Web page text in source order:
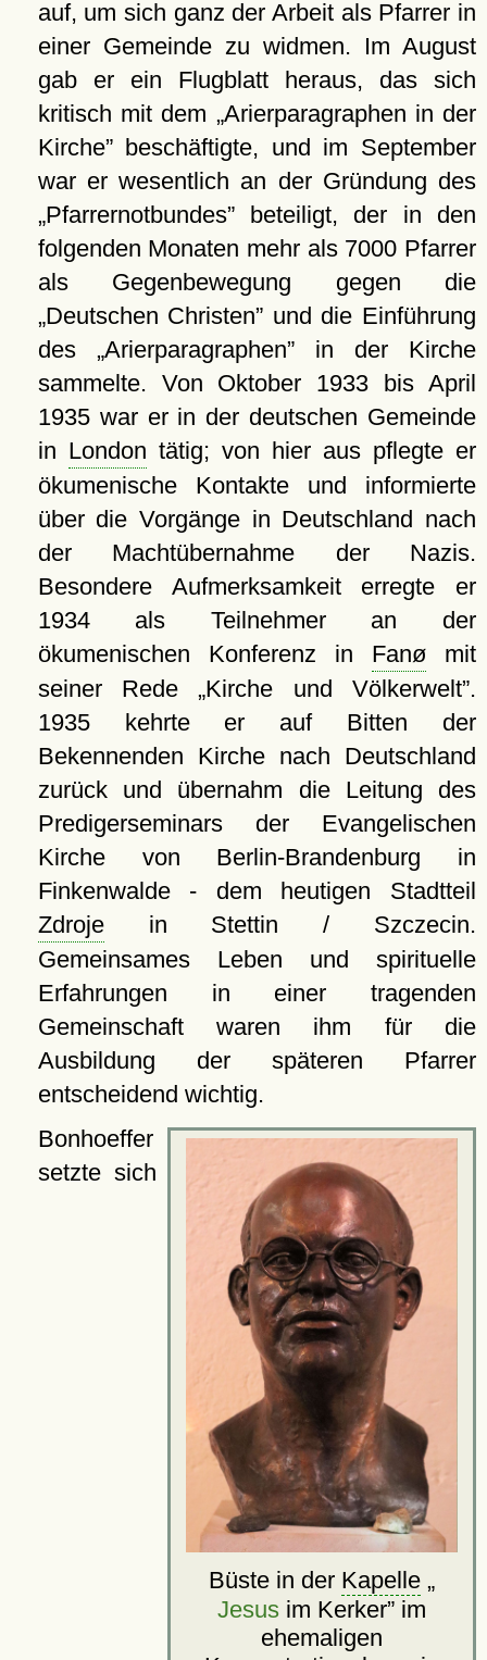
auf, um sich ganz der Arbeit als Pfarrer in
einer Gemeinde zu widmen. Im August
gab er ein Flugblatt heraus, das sich
kritisch mit dem
Arierparagraphen in der
Kirche beschäftigte, und im September
war er wesentlich an der Gründung des
Pfarrernotbundes beteiligt, der in den
folgenden Monaten mehr als 7000 Pfarrer
als Gegenbewegung gegen die
Deutschen Christen
und die Einführung
des
Arierparagraphen in der Kirche
sammelte. Von Oktober 1933 bis April
1935 war er in der deutschen Gemeinde
in London tätig; von hier aus pflegte er
ökumenische Kontakte und informierte
über die Vorgänge in Deutschland nach
der Machtübernahme der Nazis.
Besondere Aufmerksamkeit erregte er
1934 als Teilnehmer an der
ökumenischen Konferenz in Fanømit
seiner Rede Kirche und Völkerwelt .
1935 kehrte er auf Bitten der
Bekennenden Kirche nach Deutschland
zurück und übernahm die Leitung des
Predigerseminars der Evangelischen
Kirche von Berlin-Brandenburg in
Finkenwalde - dem heutigen Stadtteil
Zdrojein Stettin / Szczecin.
Gemeinsames Leben und spirituelle
Erfahrungen in einer tragenden
Gemeinschaft waren ihm für die
Ausbildung der späteren Pfarrer
entscheidend wichtig.
Büste in der Kapelle
Jesus im Kerker im
ehemaligen
Bonhoeffer
setzte sich